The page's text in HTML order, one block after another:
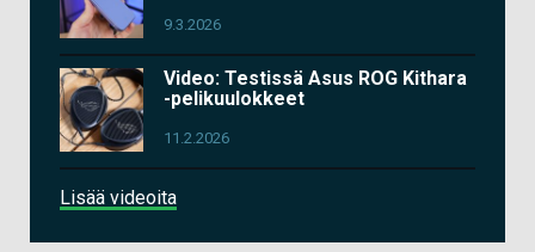
9.3.2026
Video: Testissä Asus ROG Kithara
-pelikuulokkeet
11.2.2026
Lisää videoita